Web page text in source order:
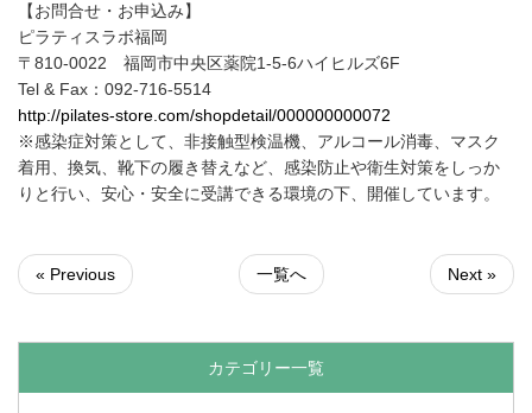
【お問合せ・お申込み】
ピラティスラボ福岡
〒810-0022 福岡市中央区薬院1-5-6ハイヒルズ6F
Tel & Fax：092-716-5514
http://pilates-store.com/shopdetail/000000000072
※感染症対策として、非接触型検温機、アルコール消毒、マスク
着用、換気、靴下の履き替えなど、感染防止や衛生対策をしっか
りと行い、安心・安全に受講できる環境の下、開催しています。
« Previous 一覧へ Next »
カテゴリー一覧